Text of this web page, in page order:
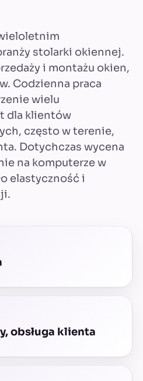
stolarki okiennej.
i montażu okien,
Codzienna praca
wielu
dla klientów
często w terenie,
Dotychczas wycena
na komputerze w
elastyczność i
obsługa klienta